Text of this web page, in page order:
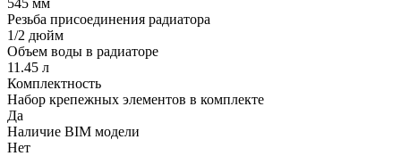
Резьба присоединения радиатора
1/2 дюйм
Объем воды в радиаторе
11.45 л
Комплектность
Набор крепежных элементов в комплекте
Да
Наличие BIM модели
Нет